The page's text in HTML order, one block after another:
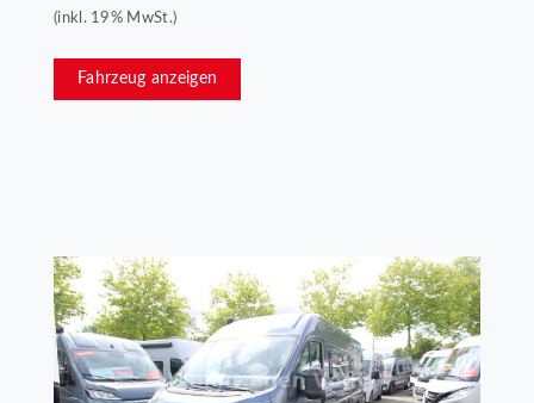
(inkl. 19% MwSt.)
Fahrzeug anzeigen